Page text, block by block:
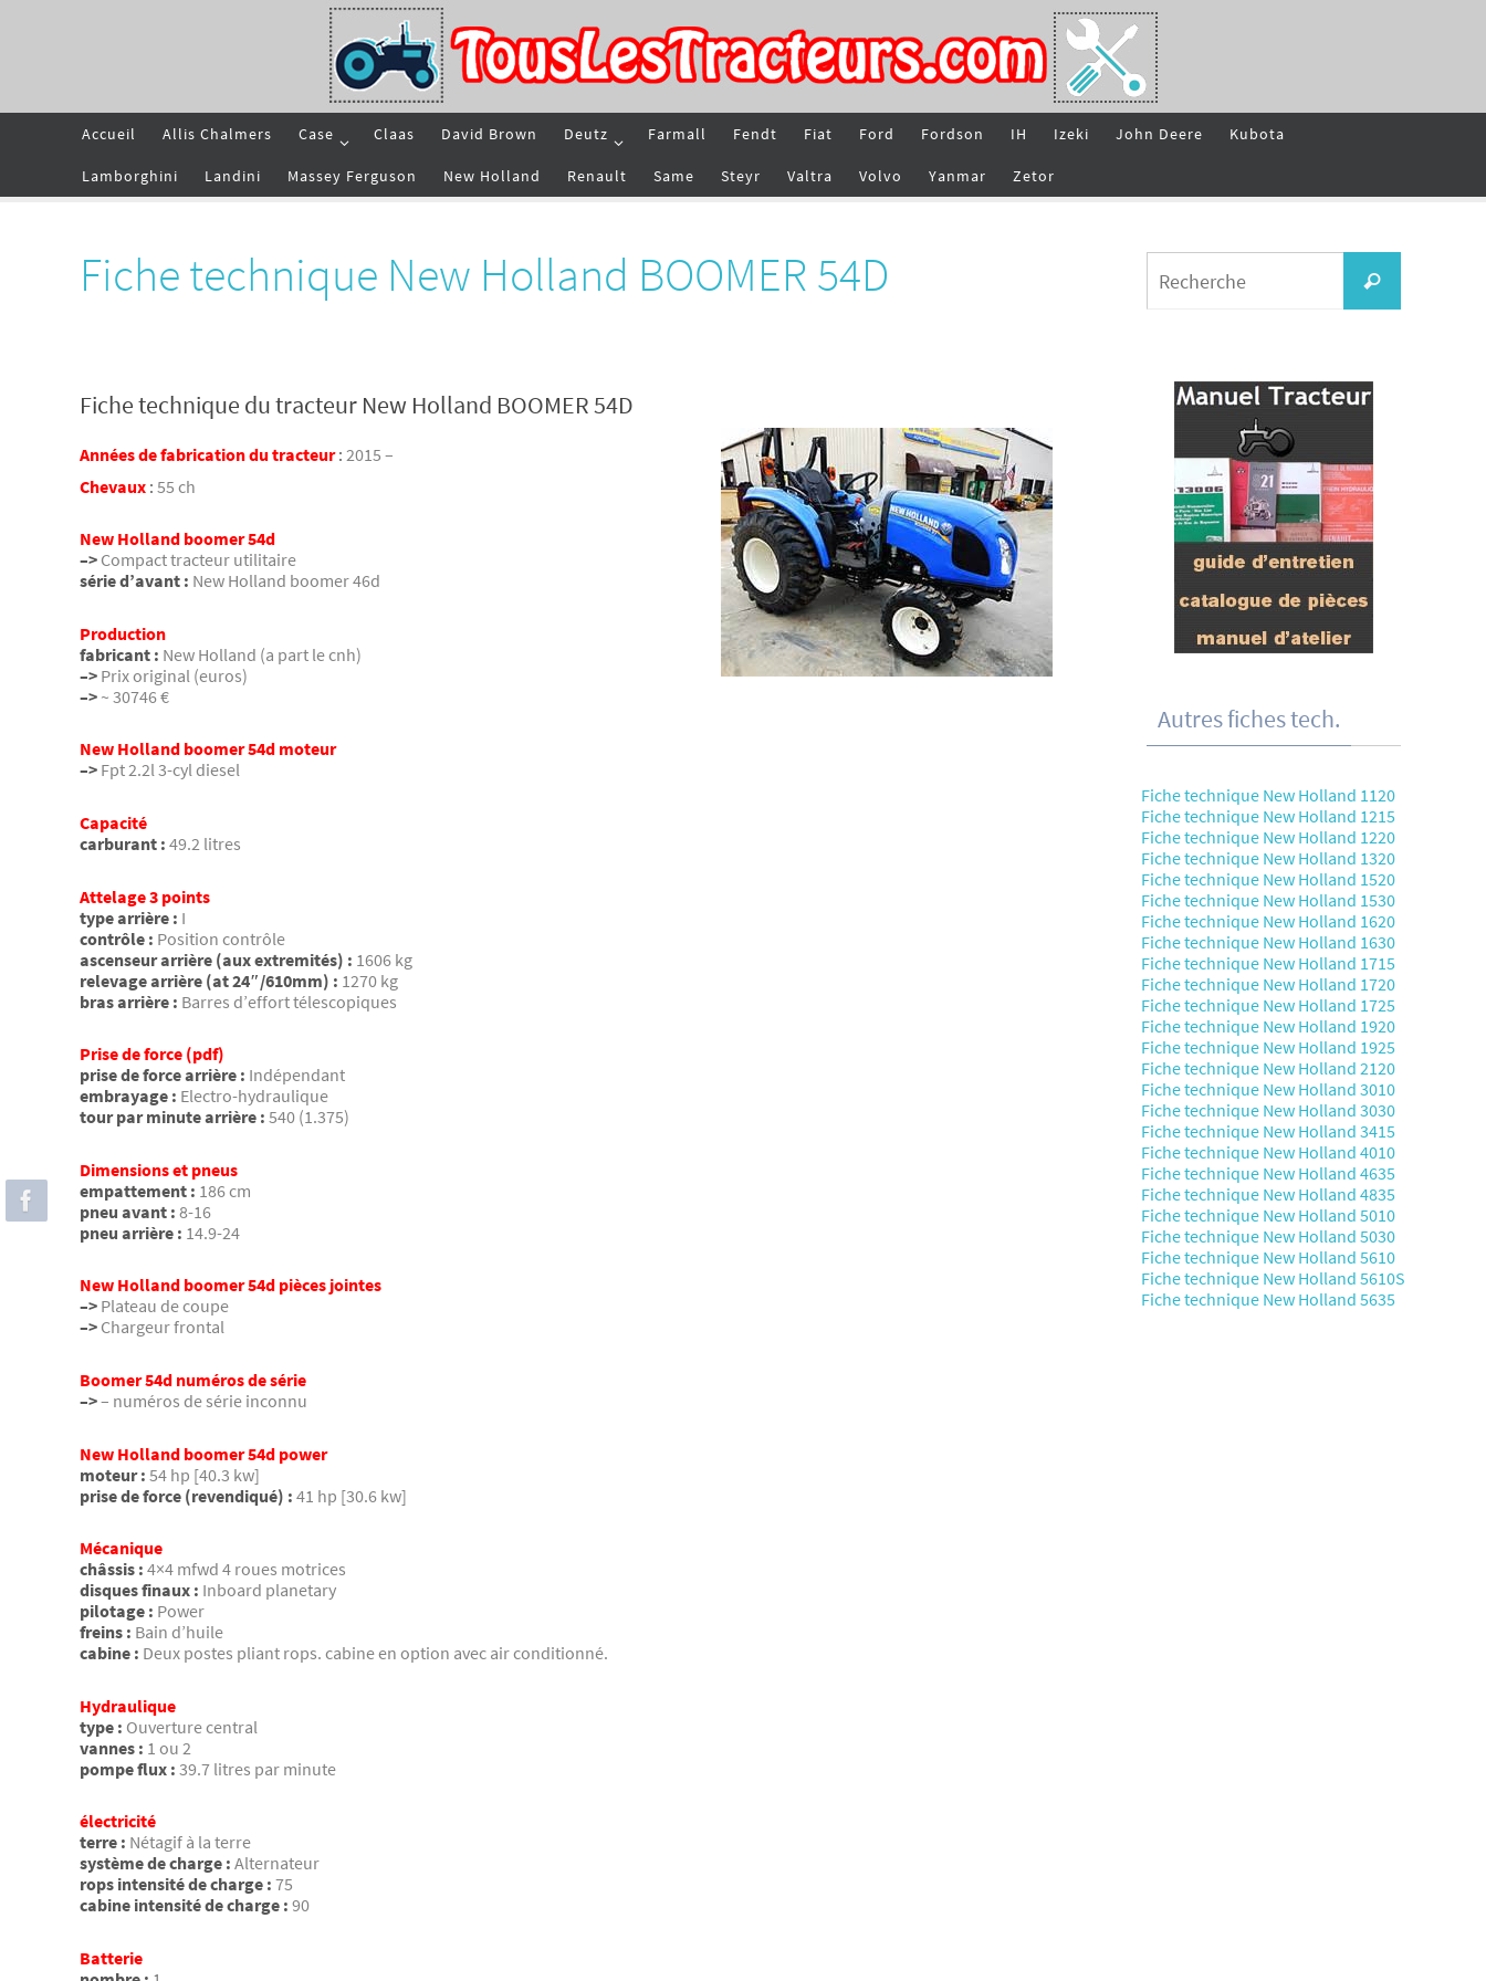
Accueil Allis Chalmers Case Claas David Brown Deutz Farmall Fendt Fiat Ford Fordson IH Izeki John Deere Kubota
Lamborghini Landini Massey Ferguson New Holland Renault Same Steyr Valtra Volvo Yanmar Zetor
Fiche technique New Holland BOOMER 54D
Fiche technique du tracteur New Holland BOOMER 54D
Années de fabrication du tracteur: 2015 –
Chevaux : 55 ch
New Holland boomer 54d
–> Compact tracteur utilitaire
série d’avant : New Holland boomer 46d
Production
fabricant : New Holland (a part le cnh)
–> Prix original (euros)
–> ~ 30746 €
New Holland boomer 54d moteur
–> Fpt 2.2l 3-cyl diesel
Capacité
carburant : 49.2 litres
Attelage 3 points
type arrière : I
contrôle : Position contrôle
ascenseur arrière (aux extremités) : 1606 kg
relevage arrière (at 24″/610mm) : 1270 kg
bras arrière : Barres d’effort télescopiques
Prise de force (pdf)
prise de force arrière : Indépendant
embrayage : Electro-hydraulique
tour par minute arrière : 540 (1.375)
Dimensions et pneus
empattement : 186 cm
pneu avant : 8-16
pneu arrière : 14.9-24
New Holland boomer 54d pièces jointes
–> Plateau de coupe
–> Chargeur frontal
Boomer 54d numéros de série
–>– numéros de série inconnu
New Holland boomer 54d power
moteur : 54 hp [40.3 kw]
prise de force (revendiqué) : 41 hp [30.6 kw]
Mécanique
châssis : 4×4 mfwd 4 roues motrices
disques finaux : Inboard planetary
pilotage : Power
freins : Bain d’huile
cabine : Deux postes pliant rops. cabine en option avec air conditionné.
Hydraulique
type : Ouverture central
vannes : 1 ou 2
pompe flux : 39.7 litres par minute
électricité
terre : Nétagif à la terre
système de charge : Alternateur
rops intensité de charge : 75
cabine intensité de charge : 90
Batterie
Recherche
Autres fiches tech.
Fiche technique New Holland 1120
Fiche technique New Holland 1215
Fiche technique New Holland 1220
Fiche technique New Holland 1320
Fiche technique New Holland 1520
Fiche technique New Holland 1530
Fiche technique New Holland 1620
Fiche technique New Holland 1630
Fiche technique New Holland 1715
Fiche technique New Holland 1720
Fiche technique New Holland 1725
Fiche technique New Holland 1920
Fiche technique New Holland 1925
Fiche technique New Holland 2120
Fiche technique New Holland 3010
Fiche technique New Holland 3030
Fiche technique New Holland 3415
Fiche technique New Holland 4010
Fiche technique New Holland 4635
Fiche technique New Holland 4835
Fiche technique New Holland 5010
Fiche technique New Holland 5030
Fiche technique New Holland 5610
Fiche technique New Holland 5610S
Fiche technique New Holland 5635